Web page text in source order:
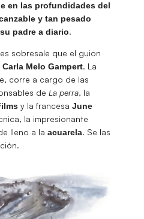
en las profundidades del
y tan pesado
padre a diario.
sobresale que el guion
Carla Melo Gampert. La
corre a cargo de las
de La perra, la
y la francesa June
la impresionante
lleno a la acuarela. Se las